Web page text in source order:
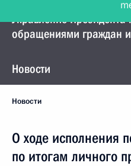
Управление Президента
обращениями граждан
Новости
Новости
О ходе исполнения
по итогам личного